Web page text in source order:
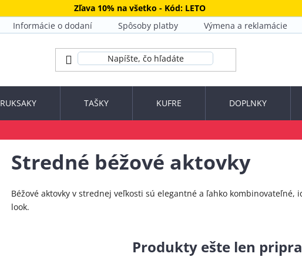
Zľava 10% na všetko - Kód: LETO
Informácie o dodaní Spôsoby platby Výmena a reklamácie
RUKSAKY TAŠKY KUFRE DOPLNKY
Stredné béžové aktovky
Béžové aktovky v strednej veľkosti sú elegantné a ľahko
look.
Produkty ešte len